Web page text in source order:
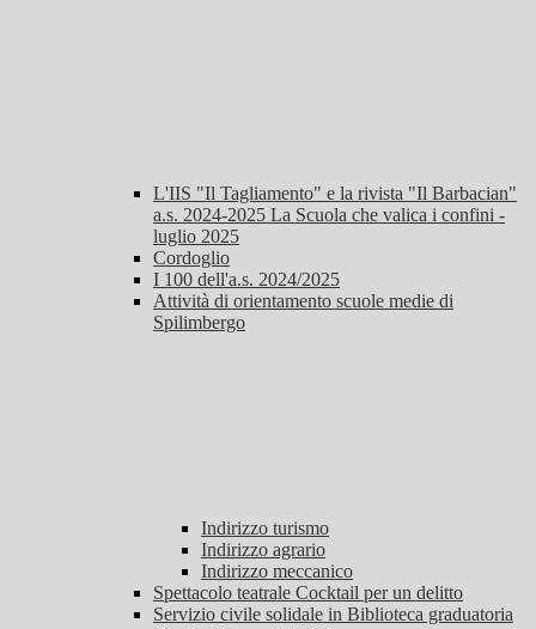
L'IIS "Il Tagliamento" e la rivista "Il Barbacian"
a.s. 2024-2025 La Scuola che valica i confini -
luglio 2025
Cordoglio
I 100 dell'a.s. 2024/2025
Attività di orientamento scuole medie di
Spilimbergo
Indirizzo turismo
Indirizzo agrario
Indirizzo meccanico
Spettacolo teatrale Cocktail per un delitto
Servizio civile solidale in Biblioteca graduatoria